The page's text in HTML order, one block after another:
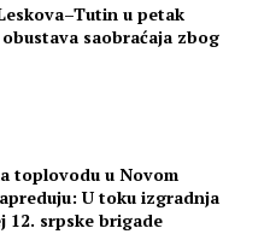
u petak
saobraćaja zbog
toplovodu u Novom
U toku izgradnja
12. srpske brigade